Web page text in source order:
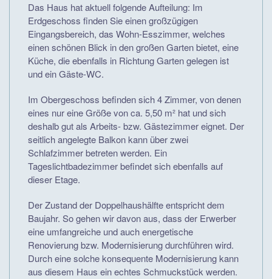
Das Haus hat aktuell folgende Aufteilung: Im
Erdgeschoss finden Sie einen großzügigen
Eingangsbereich, das Wohn-Esszimmer, welches
einen schönen Blick in den großen Garten bietet, eine
Küche, die ebenfalls in Richtung Garten gelegen ist
und ein Gäste-WC.
Im Obergeschoss befinden sich 4 Zimmer, von denen
eines nur eine Größe von ca. 5,50 m² hat und sich
deshalb gut als Arbeits- bzw. Gästezimmer eignet. Der
seitlich angelegte Balkon kann über zwei
Schlafzimmer betreten werden. Ein
Tageslichtbadezimmer befindet sich ebenfalls auf
dieser Etage.
Der Zustand der Doppelhaushälfte entspricht dem
Baujahr. So gehen wir davon aus, dass der Erwerber
eine umfangreiche und auch energetische
Renovierung bzw. Modernisierung durchführen wird.
Durch eine solche konsequente Modernisierung kann
aus diesem Haus ein echtes Schmuckstück werden.